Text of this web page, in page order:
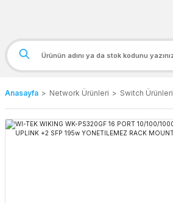
Anasayfa Network Ürünleri Switch Ürünleri